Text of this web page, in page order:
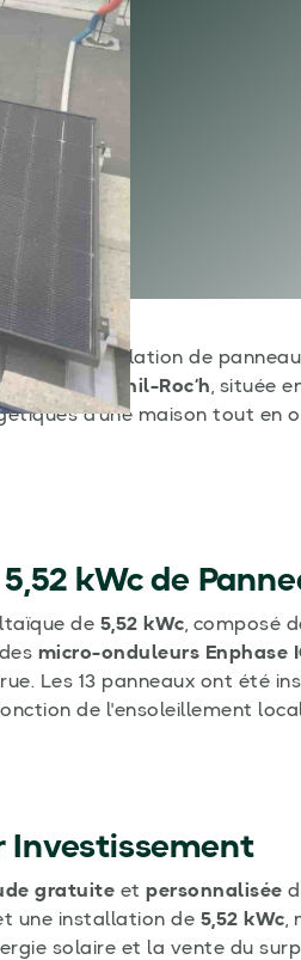
d'installation de
de
Mesnil-Roc’h, située
d'une maison tout en
kWc de
de 5,52 kWc, composé
micro-onduleurs Enphase
Les 13 panneaux ont été
de l'ensoleillement
Investissement
gratuite et personnalisée
une installation de 5,52 kWc,
solaire et la vente du